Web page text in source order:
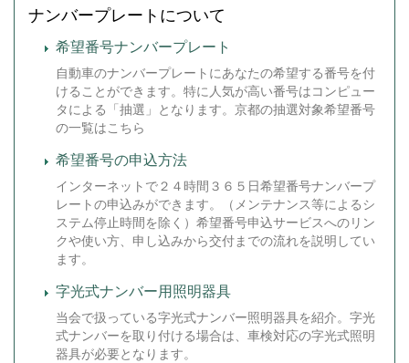
ナンバープレートについて
希望番号ナンバープレート
自動車のナンバープレートにあなたの希望する番号を付
けることができます。特に人気が高い番号はコンピュー
タによる「抽選」となります。京都の抽選対象希望番号
の一覧はこちら
希望番号の申込方法
インターネットで２４時間３６５日希望番号ナンバープ
レートの申込みができます。（メンテナンス等によるシ
ステム停止時間を除く）希望番号申込サービスへのリン
クや使い方、申し込みから交付までの流れを説明してい
ます。
字光式ナンバー用照明器具
当会で扱っている字光式ナンバー照明器具を紹介。字光
式ナンバーを取り付ける場合は、車検対応の字光式照明
器具が必要となります。